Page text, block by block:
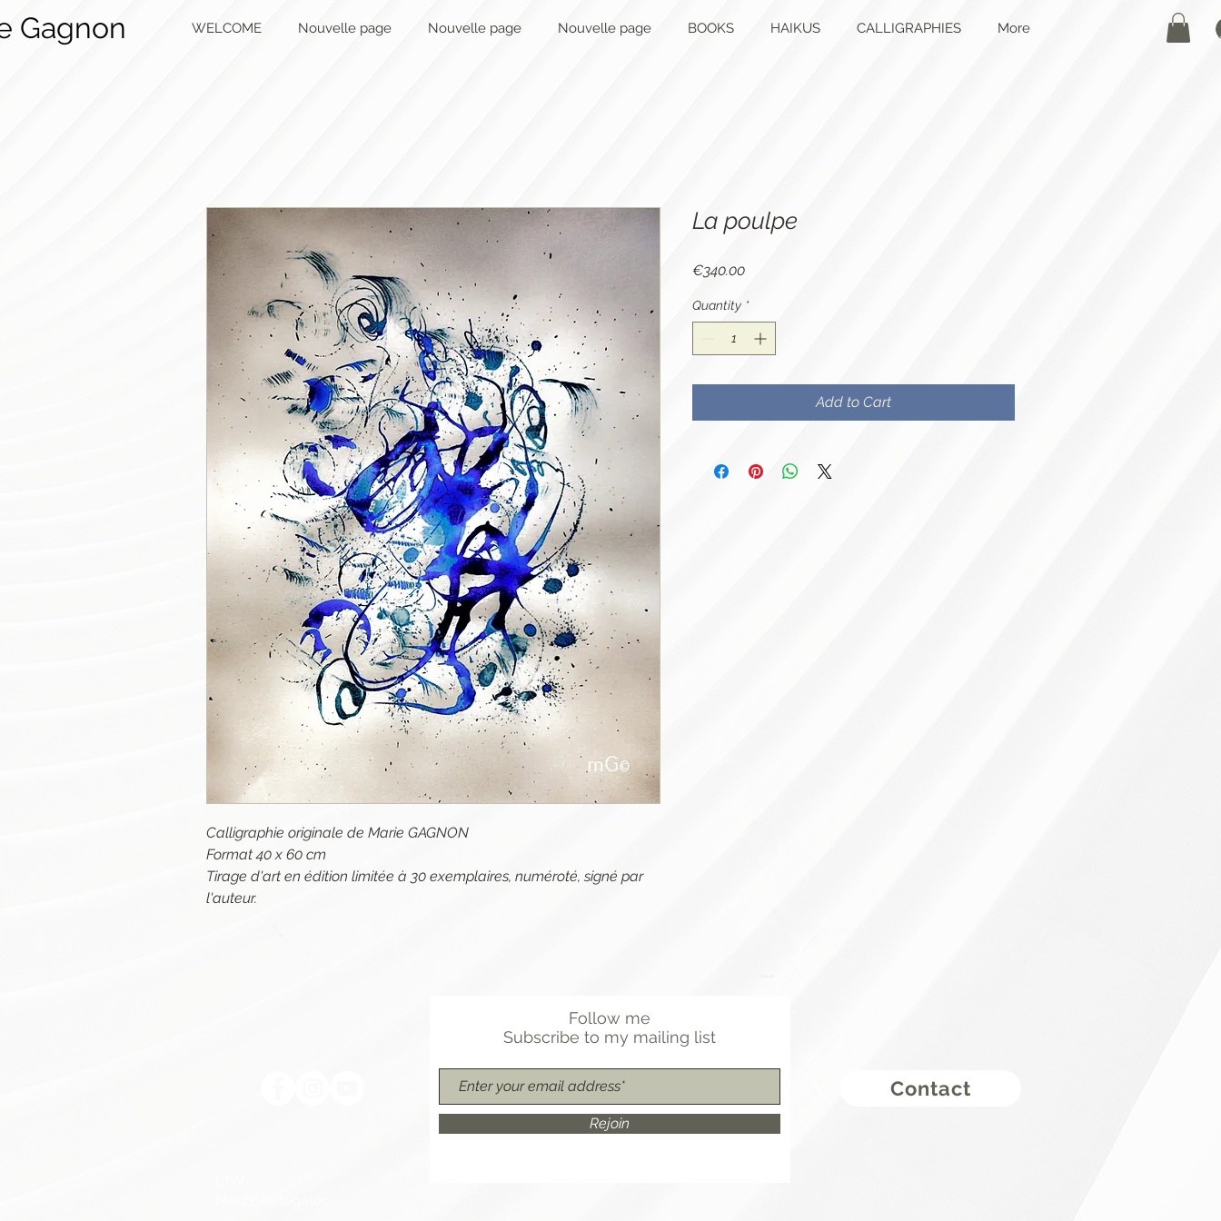
Gagnon WELCOME Nouvelle page Nouvelle page Nouvelle page BOOKS HAIKUS CALLIGRAPHIES More
Calligraphie originale de Marie GAGNON
Format 40 x 60 cm
Tirage d'art en édition limitée à 30 exemplaires, numéroté, signé par
l'auteur.
La poulpe
€340.00Price
Quantity *
Add to Cart
Follow me
Subscribe to my mailing list
Rejoin
Contact